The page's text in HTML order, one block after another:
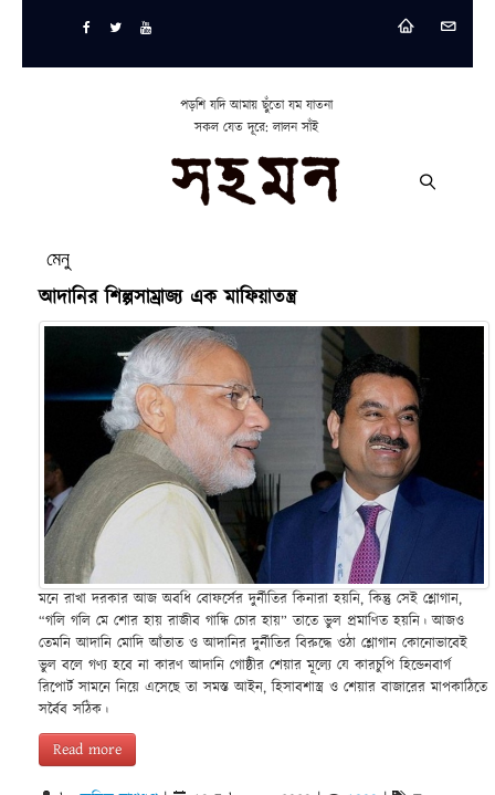
পড়শি যদি আমায় ছুঁতো যম যাতনা
সকল যেত দূরে: লালন সাঁই
মেনু
আদানির শিল্পসাম্রাজ্য এক মাফিয়াতন্ত্র
মনে রাখা দরকার আজ অবধি বোফর্সের দুর্নীতির কিনারা হয়নি, কিন্তু সেই শ্লোগান,
“গলি গলি মে শোর হায় রাজীব গান্ধি চোর হায়” তাতে ভুল প্রমাণিত হয়নি। আজও
তেমনি আদানি মোদি আঁতাত ও আদানির দুর্নীতির বিরুদ্ধে ওঠা শ্লোগান কোনোভাবেই
ভুল বলে গণ্য হবে না কারণ আদানি গোষ্ঠীর শেয়ার মূল্যে যে কারচুপি হিন্ডেনবার্গ
রিপোর্ট সামনে নিয়ে এসেছে তা সমস্ত আইন, হিসাবশাস্ত্র ও শেয়ার বাজারের মাপকাঠিতে
সর্বৈব সঠিক।
Read more